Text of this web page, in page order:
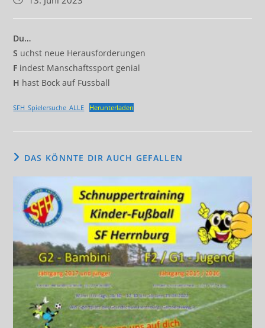
Du…
S uchst neue Herausforderungen
F indest Manschaftssport genial
H hast Bock auf Fussball
SFH_Spielersuche_ALLE Herunterladen
DAS KÖNNTE DIR AUCH GEFALLEN